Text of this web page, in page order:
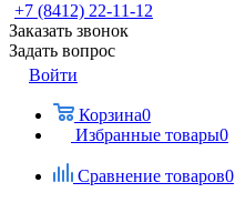
+7 (8412) 22-11-12
Заказать звонок
Задать вопрос
Войти
Корзина0
Избранные товары0
Сравнение товаров0